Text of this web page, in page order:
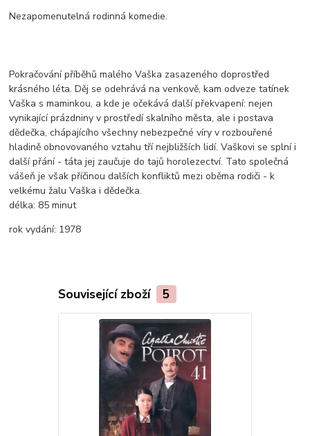
Nezapomenutelná rodinná komedie.
Pokračování příběhů malého Vaška zasazeného doprostřed
krásného léta. Děj se odehrává na venkově, kam odveze tatínek
Vaška s maminkou, a kde je očekává další překvapení: nejen
vynikající prázdniny v prostředí skalního města, ale i postava
dědečka, chápajícího všechny nebezpečné víry v rozbouřené
hladině obnovovaného vztahu tří nejbližších lidí. Vaškovi se splní i
další přání - táta jej zaučuje do tajů horolezectví. Tato společná
vášeň je však příčinou dalších konfliktů mezi oběma rodiči - k
velkému žalu Vaška i dědečka.
délka: 85 minut
rok vydání: 1978
Související zboží 5